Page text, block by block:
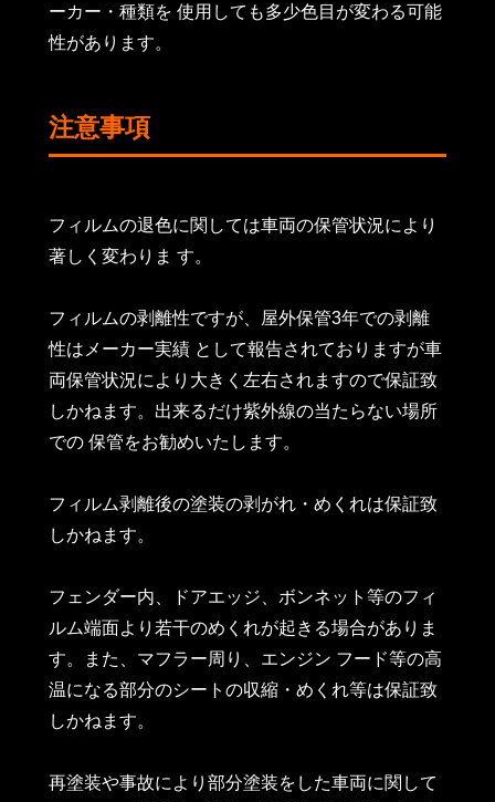
ーカー・種類を 使用しても多少色目が変わる可能
性があります。
注意事項
フィルムの退色に関しては車両の保管状況により
著しく変わりま す。
フィルムの剥離性ですが、屋外保管3年での剥離
性はメーカー実績 として報告されておりますが車
両保管状況により大きく左右されますので保証致
しかねます。出来るだけ紫外線の当たらない場所
での 保管をお勧めいたします。
フィルム剥離後の塗装の剥がれ・めくれは保証致
しかねます。
フェンダー内、ドアエッジ、ボンネット等のフィ
ルム端面より若干のめくれが起きる場合がありま
す。また、マフラー周り、エンジン フード等の高
温になる部分のシートの収縮・めくれ等は保証致
しかねます。
再塗装や事故により部分塗装をした車両に関して